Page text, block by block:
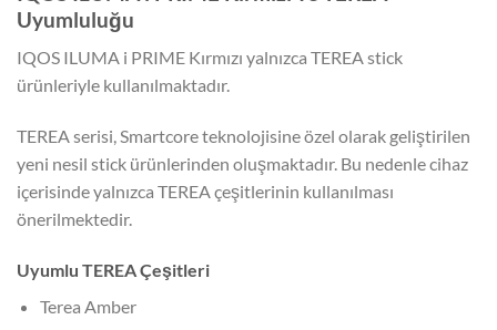
Uyumluluğu
IQOS ILUMA i PRIME Kırmızı yalnızca TEREA stick
ürünleriyle kullanılmaktadır.
TEREA serisi, Smartcore teknolojisine özel olarak geliştirilen
yeni nesil stick ürünlerinden oluşmaktadır. Bu nedenle cihaz
içerisinde yalnızca TEREA çeşitlerinin kullanılması
önerilmektedir.
Uyumlu TEREA Çeşitleri
Terea Amber